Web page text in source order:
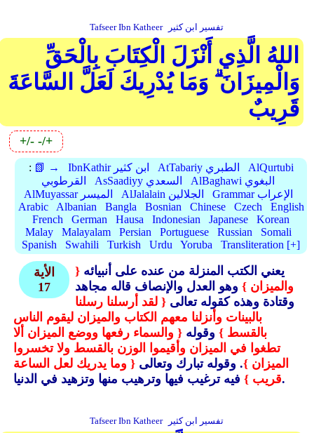
Tafseer Ibn Katheer تفسير ابن كثير
اللهُ الَّذِي أَنْزَلَ الْكِتَابَ بِالْحَقِّ
وَالْمِيزَانَ ۗ وَمَا يُدْرِيكَ لَعَلَّ السَّاعَةَ
قَرِيبٌ
+/- -/+
: 📗 → IbnKathir ابن كثير AtTabariy الطبري
AlQurtubi
القرطوبي
AsSaadiyy السعدي
AlBaghawi البغوي
AlMuyassar الميسر
AlJalalain الجلالين
Grammar الإعراب
Arabic
Albanian Bangla Bosnian Chinese Czech
English
French
German Hausa Indonesian Japanese
Korean
Malay
Malayalam Persian Portuguese Russian
Somali
Spanish
Swahili Turkish Urdu Yoruba Transliteration [+]
الأية
17
يعني الكتب المنزلة من عنده على أنبيائه {
والميزان }وهو العدل والإنصاف قاله مجاهد
وقتادة وهذه كقوله تعالى { لقد أرسلنا رسلنا
بالبينات وأنزلنا معهم الكتاب والميزان ليقوم الناس
بالقسط }وقوله { والسماء رفعها ووضع الميزان ألا
تطغوا في الميزان وأقيموا الوزن بالقسط ولا تخسروا
الميزان }. وقوله تبارك وتعالى { وما يدريك لعل الساعة
قريب }فيه ترغيب فيها وترهيب منها وتزهيد في الدنيا.
Tafseer Ibn Katheer تفسير ابن كثير